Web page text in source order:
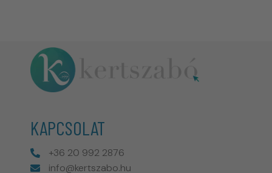
KAPCSOLAT
+36 20 992 2876
info@kertszabo.hu